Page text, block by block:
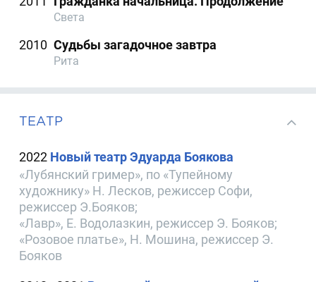
Света
2010 Судьбы загадочное завтра
Рита
ТЕАТР
2022 Новый театр Эдуарда Боякова
«Лубянский гример», по «Тупейному
художнику» Н. Лесков, режиссер Софи,
режиссер Э.Бояков;
«Лавр», Е. Водолазкин, режиссер Э. Бояков;
«Розовое платье», Н. Мошина, режиссер Э.
Бояков